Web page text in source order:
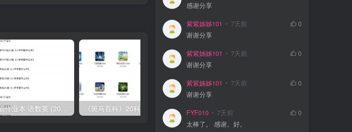
《斑马百科》20科全套高清视频 学丞《晓艳英语：小学英语课 (告别死记硬背) 》
感谢分享
紫紫姊姊101 7天前
0
谢谢分享
紫紫姊姊101 7天前
0
谢谢分享
紫紫姊姊101 7天前
0
谢谢分享
FYF010 7天前
0
太棒了。 感谢。好。